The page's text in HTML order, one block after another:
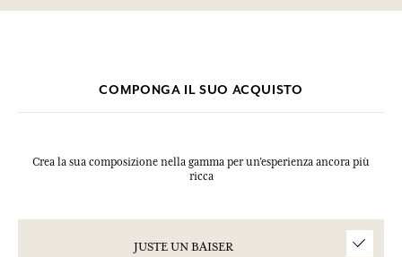
Si prega di consultare le qualità o le caratteristiche ambientali
COMPONGA IL SUO ACQUISTO
Crea la sua composizione nella gamma per un’esperienza ancora più
ricca
JUSTE UN BAISER